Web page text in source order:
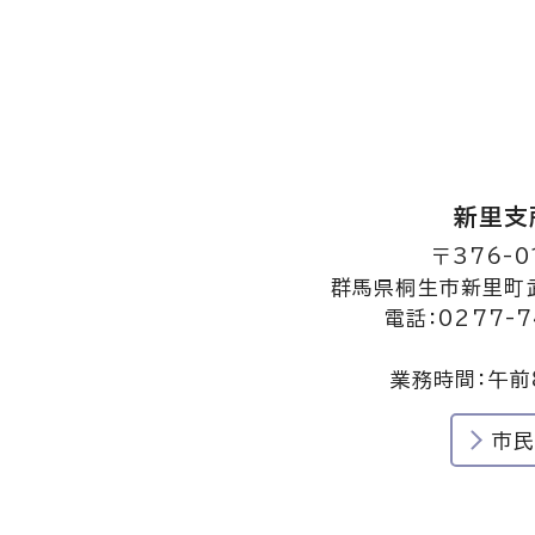
新里支
〒376-
群馬県桐生市新里
電話：0277-
業務時間：午
市